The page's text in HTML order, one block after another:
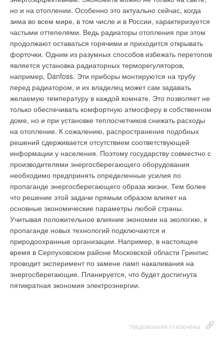
но и на отоплении. Особенно это актуально сейчас, когда
зима во всем мире, в том числе и в России, характеризуется
частыми оттепелями. Ведь радиаторы отопления при этом
продолжают оставаться горячими и приходится открывать
форточки. Одним из разумных способов избежать перетопов
является установка радиаторных терморегуляторов,
например, Danfoss. Эти приборы монтируются на трубу
перед радиатором, и их владелец может сам задавать
желаемую температуру в каждой комнате. Это позволяет не
только обеспечивать комфортную атмосферу в собственном
доме, но и при установке теплосчетчиков снижать расходы
на отопление. К сожалению, распространение подобных
решений сдерживается отсутствием соответствующей
информации у населения. Поэтому государству совместно с
производителями энергосберегающего оборудования
необходимо предпринять определенные усилия по
пропаганде энергосберегающего образа жизни. Тем более
что решение этой задачи прямым образом влияет на
основные экономические параметры любой страны.
Учитывая положительное влияние экономии на экологию, к
пропаганде новых технологий подключаются и
природоохранные организации. Например, в настоящее
время в Серпуховском районе Московской области Гринпис
проводит эксперимент по замене ламп накаливания на
энергосберегающие. Планируется, что будет достигнута
пятикратная экономия электроэнергии.
Уведомления отключены
нефти, и значительно снизит выбросы углекислого газа.
Папские экологи, между тем, заявили о еще более
масштабном проекте. В северной части Рима, рядом с
принадлежащей Ватикану радиостанцией, предполагается
смонтировать солнечные батареи общей площадью триста
гектаров. Если эта идея воплотится в жизнь, Ватикан станет
первым государством-экспортером солнечной
электроэнергии.
Уведомления отключены
Комментарии
В этой теме еще нет комментариев
Добавить комментарий
Ваше имя *
Ваш E-mail *
приведет к серьезным последствиям", - сказал он. Глава
МЧС напомнил, что после событий зимы 2001 г., когда на
Дальнем Востоке целые районы в результате отключения
электроэнергии оставались без тепла и света, МЧС России
предпринимало усилия по созданию резервных систем
электроснабжения на котельных. "Это работа до конца не
доведена, продвигается крайне медленно, но я надеюсь и
уверен, что мы ее доведем до конца", - сказал С. Шойгу.
Уведомления отключены
Комментарии
В этой теме еще нет комментариев
Добавить комментарий
Ваш E-mail *